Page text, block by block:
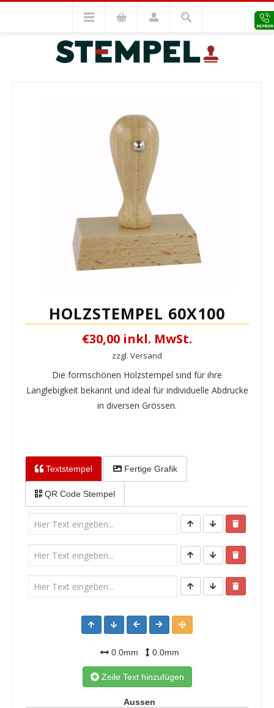
Holzstempel Holzstempel 60x100
VORHERIGES MODELL NÄCHSTES MODELL
HOLZSTEMPEL 60X100
€30,00 inkl. MwSt.
zzgl. Versand
Die formschönen Holzstempel sind für ihre
Langlebigkeit bekannt und ideal für individuelle Abdrucke
in diversen Grössen.
Textstempel Fertige Grafik
QR Code Stempel
0.0mm 0.0mm
Zeile Text hinzufügen
Aussen